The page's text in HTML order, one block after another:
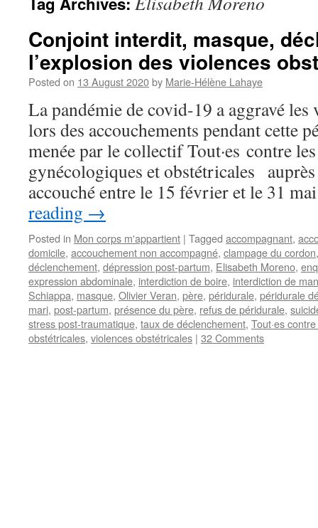
Conjoint interdit, masque,
l’explosion des violences
Posted on 13 August 2020by Marie-Hélène Lahaye
La pandémie de covid-19 a aggravé
lors des accouchements pendant cette
menée par le collectif Tout·es contre
gynécologiques et obstétricales
accouché entre le 15 février et le 31
reading →
Posted in Mon corps m'appartient | Tagged accompagnant,
domicile, accouchement non accompagné, clampage du cordon
déclenchement, dépression post-partum, Elisabeth Moreno,
expression abdominale, interdiction de boire, interdiction de
Schiappa, masque, Olivier Veran, père, péridurale, péridurale
mari, post-partum, présence du père, refus de péridurale,
stress post-traumatique, taux de déclenchement, Tout·es
obstétricales, violences obstétricales | 32 Comments